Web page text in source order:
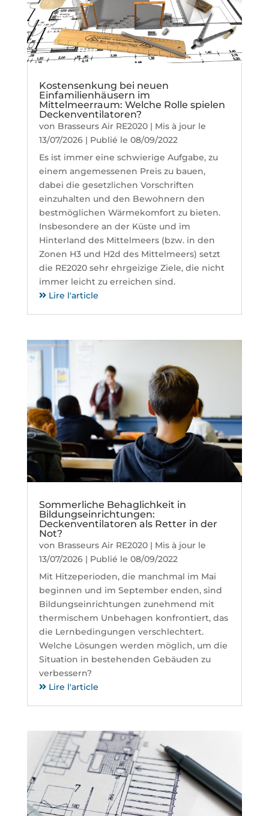
Kostensenkung bei neuen
Einfamilienhäusern im
Mittelmeerraum: Welche Rolle spielen
Deckenventilatoren?
von Brasseurs Air RE2020| Mis à jour le
13/07/2026 | Publié le 08/09/2022
Es ist immer eine schwierige Aufgabe, zu
einem angemessenen Preis zu bauen,
dabei die gesetzlichen Vorschriften
einzuhalten und den Bewohnern den
bestmöglichen Wärmekomfort zu bieten.
Insbesondere an der Küste und im
Hinterland des Mittelmeers (bzw. in den
Zonen H3 und H2d des Mittelmeers) setzt
die RE2020 sehr ehrgeizige Ziele, die nicht
immer leicht zu erreichen sind.
Lire l'article
Sommerliche Behaglichkeit in
Bildungseinrichtungen:
Deckenventilatoren als Retter in der
Not?
von Brasseurs Air RE2020| Mis à jour le
13/07/2026 | Publié le 08/09/2022
Mit Hitzeperioden, die manchmal im Mai
beginnen und im September enden, sind
Bildungseinrichtungen zunehmend mit
thermischem Unbehagen konfrontiert, das
die Lernbedingungen verschlechtert.
Welche Lösungen werden möglich, um die
Situation in bestehenden Gebäuden zu
verbessern?
Lire l'article